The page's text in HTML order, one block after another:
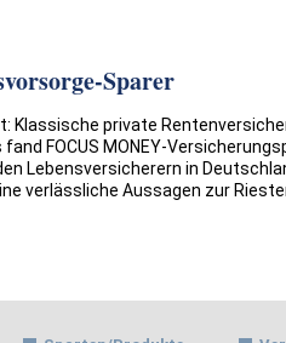
Sparer
Klassische private
FOCUS MONEY-
Lebensversicherern in
verlässliche Aussagen zur